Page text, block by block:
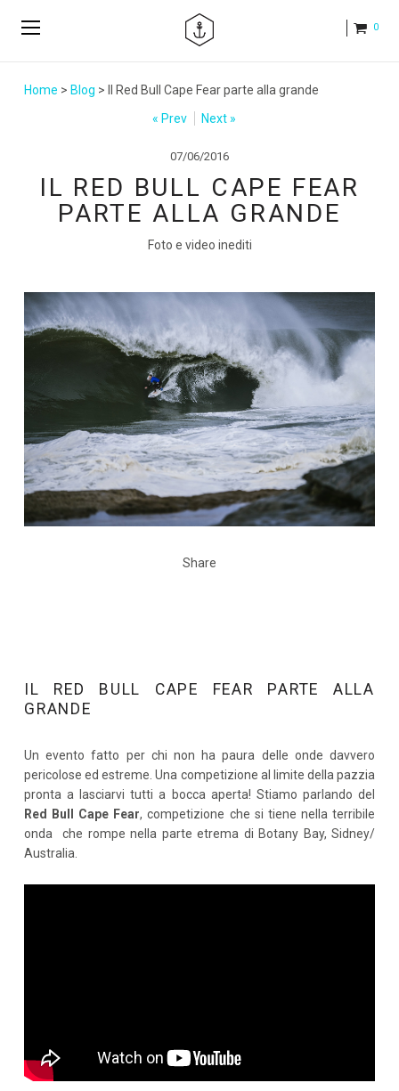
0
Home > Blog > Il Red Bull Cape Fear parte alla grande
« Prev
Next »
07/06/2016
IL RED BULL CAPE FEAR
PARTE ALLA GRANDE
Foto e video inediti
Share
IL RED BULL CAPE FEAR PARTE ALLA
GRANDE
Un evento fatto per chi non ha paura delle onde davvero
pericolose ed estreme. Una competizione al limite della pazzia
pronta a lasciarvi tutti a bocca aperta! Stiamo parlando del
Red Bull Cape Fear, competizione che si tiene nella terribile
onda che rompe nella parte etrema di Botany Bay, Sidney/
Australia.